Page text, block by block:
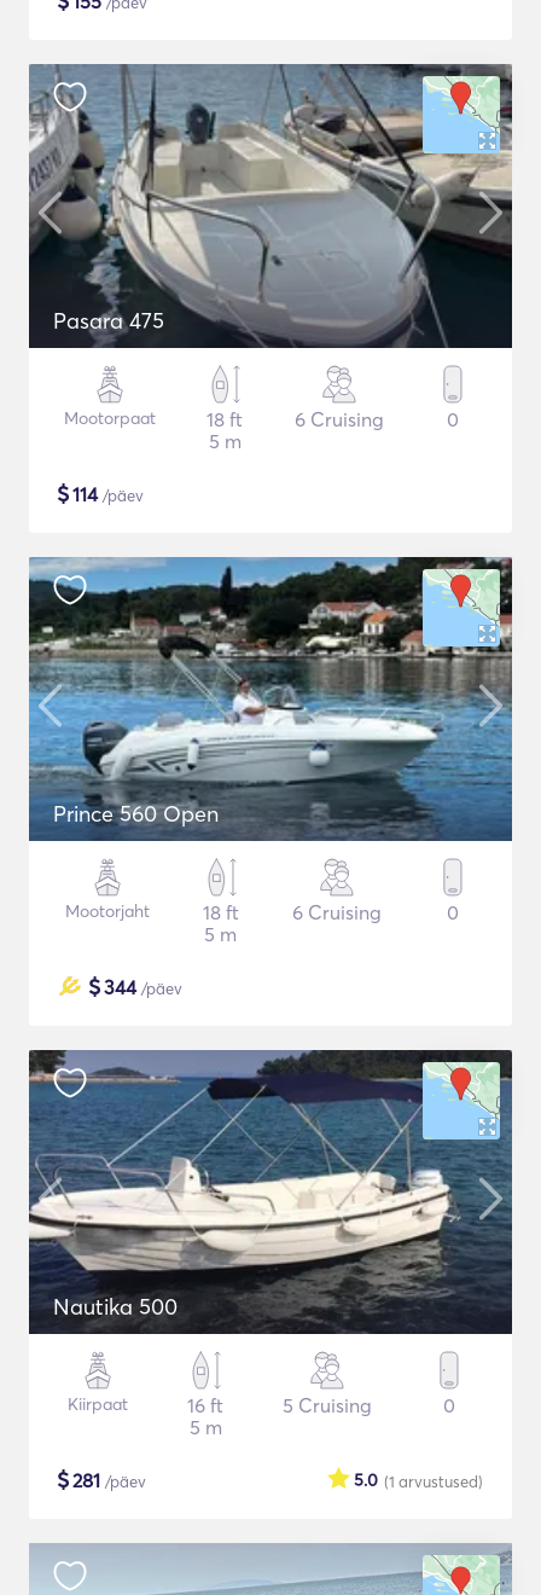
Pasara 475
Mootorpaat
18 ft
5 m
6 Cruising 0
$114/päev
Prince 560 Open
Mootorjaht
18 ft
5 m
6 Cruising 0
$344/päev
Nautika 500
Kiirpaat
16 ft
5 m
5 Cruising 0
$281 /päev (1 arvustused)
5.0